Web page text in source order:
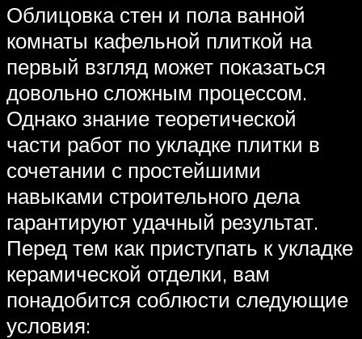
Облицовка стен и пола ванной
комнаты кафельной плиткой на
первый взгляд может показаться
довольно сложным процессом.
Однако знание теоретической
части работ по укладке плитки в
сочетании с простейшими
навыками строительного дела
гарантируют удачный результат.
Перед тем как приступать к укладке
керамической отделки, вам
понадобится соблюсти следующие
условия: